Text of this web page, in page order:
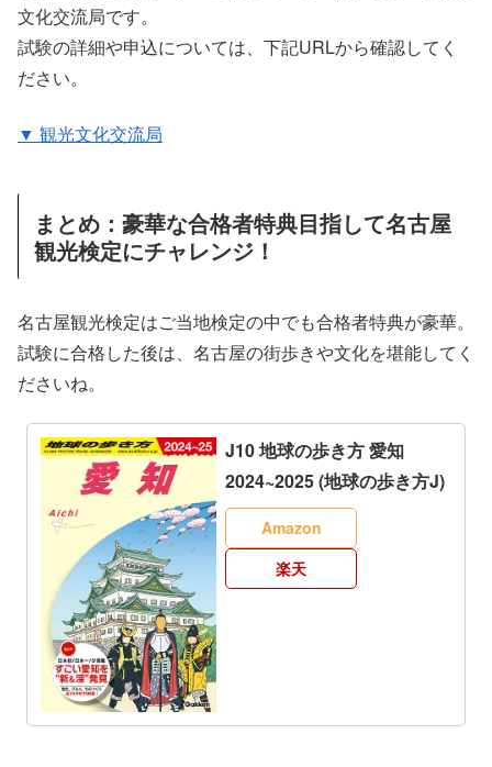
文化交流局です。
試験の詳細や申込については、下記URLから確認してく
ださい。
▼ 観光文化交流局
まとめ：豪華な合格者特典目指して名古屋
観光検定にチャレンジ！
名古屋観光検定はご当地検定の中でも合格者特典が豪華。
試験に合格した後は、名古屋の街歩きや文化を堪能してく
ださいね。
J10 地球の歩き方 愛知
2024~2025 (地球の歩き方J)
Amazon
楽天